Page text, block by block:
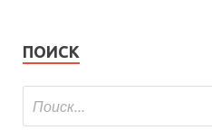
ПОИСК